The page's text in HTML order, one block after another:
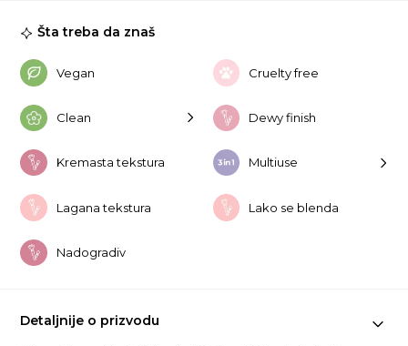
Šta treba da znaš
Vegan Cruelty free
Clean Dewy finish
Kremasta tekstura Multiuse
Lagana tekstura Lako se blenda
Nadogradiv
Detaljnije o prizvodu